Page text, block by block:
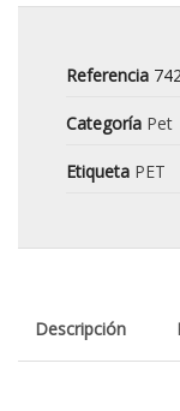
Referencia
Categoría Pet
Etiqueta PET
Descripción